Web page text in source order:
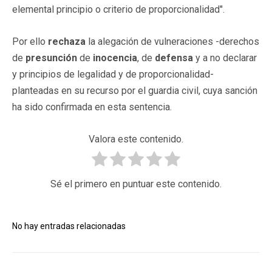
elemental principio o criterio de proporcionalidad".
Por ello rechaza la alegación de vulneraciones -derechos
de presunción de inocencia, de defensa y a no declarar
y principios de legalidad y de proporcionalidad-
planteadas en su recurso por el guardia civil, cuya sanción
ha sido confirmada en esta sentencia.
Valora este contenido.
Sé el primero en puntuar este contenido.
No hay entradas relacionadas